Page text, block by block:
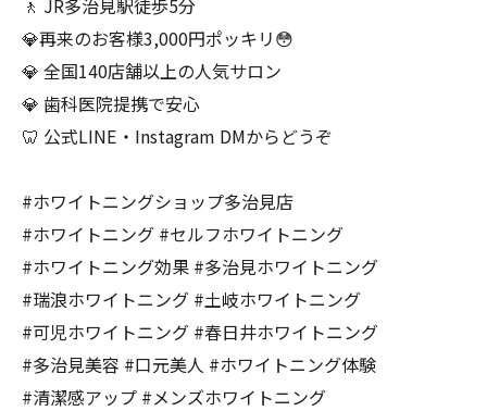
🚶 JR多治見駅徒歩5分
💎再来のお客様3,000円ポッキリ😳
💎 全国140店舗以上の人気サロン
💎 歯科医院提携で安心
🦷 公式LINE・Instagram DMからどうぞ
#ホワイトニングショップ多治見店
#ホワイトニング #セルフホワイトニング
#ホワイトニング効果 #多治見ホワイトニング
#瑞浪ホワイトニング #土岐ホワイトニング
#可児ホワイトニング #春日井ホワイトニング
#多治見美容 #口元美人 #ホワイトニング体験
#清潔感アップ #メンズホワイトニング